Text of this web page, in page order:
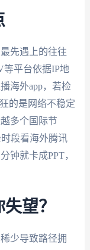
先遇上的往往
等平台依据IP地
海外app，若检
的是网络不稳定
多个国际节
段看海外腾讯
就卡成PPT，
望？
少导致路径拥